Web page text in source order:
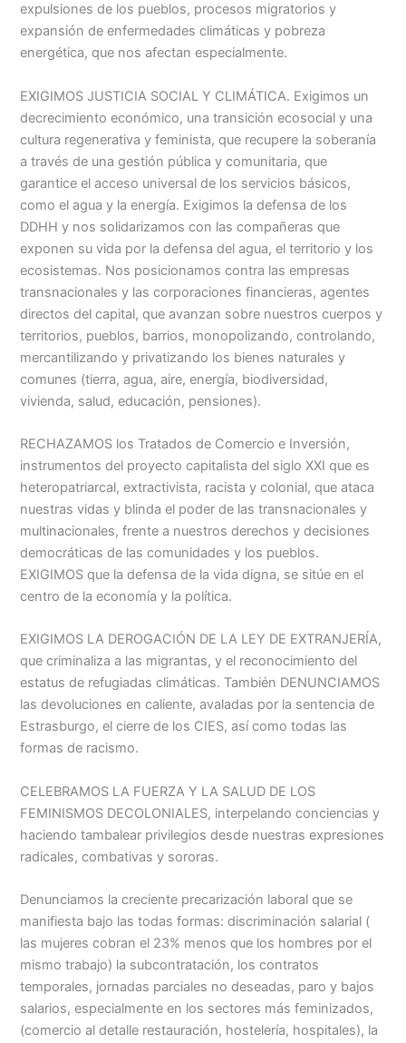
expulsiones de los pueblos, procesos migratorios y
expansión de enfermedades climáticas y pobreza
energética, que nos afectan especialmente.
EXIGIMOS JUSTICIA SOCIAL Y CLIMÁTICA. Exigimos un
decrecimiento económico, una transición ecosocial y una
cultura regenerativa y feminista, que recupere la soberanía
a través de una gestión pública y comunitaria, que
garantice el acceso universal de los servicios básicos,
como el agua y la energía. Exigimos la defensa de los
DDHH y nos solidarizamos con las compañeras que
exponen su vida por la defensa del agua, el territorio y los
ecosistemas. Nos posicionamos contra las empresas
transnacionales y las corporaciones financieras, agentes
directos del capital, que avanzan sobre nuestros cuerpos y
territorios, pueblos, barrios, monopolizando, controlando,
mercantilizando y privatizando los bienes naturales y
comunes (tierra, agua, aire, energía, biodiversidad,
vivienda, salud, educación, pensiones).
RECHAZAMOS los Tratados de Comercio e Inversión,
instrumentos del proyecto capitalista del siglo XXI que es
heteropatriarcal, extractivista, racista y colonial, que ataca
nuestras vidas y blinda el poder de las transnacionales y
multinacionales, frente a nuestros derechos y decisiones
democráticas de las comunidades y los pueblos.
EXIGIMOS que la defensa de la vida digna, se sitúe en el
centro de la economía y la política.
EXIGIMOS LA DEROGACIÓN DE LA LEY DE EXTRANJERÍA,
que criminaliza a las migrantas, y el reconocimiento del
estatus de refugiadas climáticas. También DENUNCIAMOS
las devoluciones en caliente, avaladas por la sentencia de
Estrasburgo, el cierre de los CIES, así como todas las
formas de racismo.
CELEBRAMOS LA FUERZA Y LA SALUD DE LOS
FEMINISMOS DECOLONIALES, interpelando conciencias y
haciendo tambalear privilegios desde nuestras expresiones
radicales, combativas y sororas.
Denunciamos la creciente precarización laboral que se
manifiesta bajo las todas formas: discriminación salarial (
las mujeres cobran el 23% menos que los hombres por el
mismo trabajo) la subcontratación, los contratos
temporales, jornadas parciales no deseadas, paro y bajos
salarios, especialmente en los sectores más feminizados,
(comercio al detalle restauración, hostelería, hospitales), la